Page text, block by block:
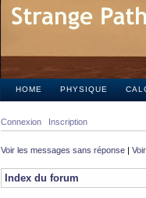
HOME PHYSIQUE
Connexion Inscription
Voir les messages sans réponse |
Index du forum